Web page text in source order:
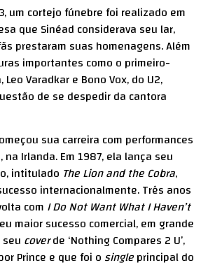
um cortejo fúnebre foi realizado em
que Sinéad considerava seu lar,
prestaram suas homenagens. Além
importantes como o primeiro-
Varadkar e Bono Vox, do U2,
de se despedir da cantora
sua carreira com performances
Irlanda. Em 1987, ela lança seu
intitulado The Lion and the Cobra,
internacionalmente. Três anos
com I Do Not Want What I Haven’t
maior sucesso comercial, em grande
coverde ‘Nothing Compares 2 U’,
Prince e que foi o singleprincipal do